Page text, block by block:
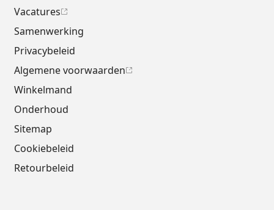
Vacatures
Samenwerking
Privacybeleid
Algemene voorwaarden
Winkelmand
Onderhoud
Sitemap
Cookiebeleid
Retourbeleid